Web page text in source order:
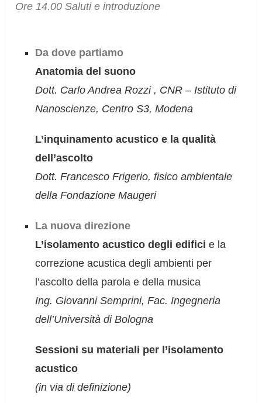
Ore 14.00 Saluti e introduzione
Da dove partiamo
Anatomia del suono
Dott. Carlo Andrea Rozzi , CNR – Istituto di
Nanoscienze, Centro S3, Modena
L’inquinamento acustico e la qualità
dell’ascolto
Dott. Francesco Frigerio, fisico ambientale
della Fondazione Maugeri
La nuova direzione
L’isolamento acustico degli edifici e la
correzione acustica degli ambienti per
l’ascolto della parola e della musica
Ing. Giovanni Semprini, Fac. Ingegneria
dell’Università di Bologna
Sessioni su materiali per l’isolamento
acustico
(in via di definizione)